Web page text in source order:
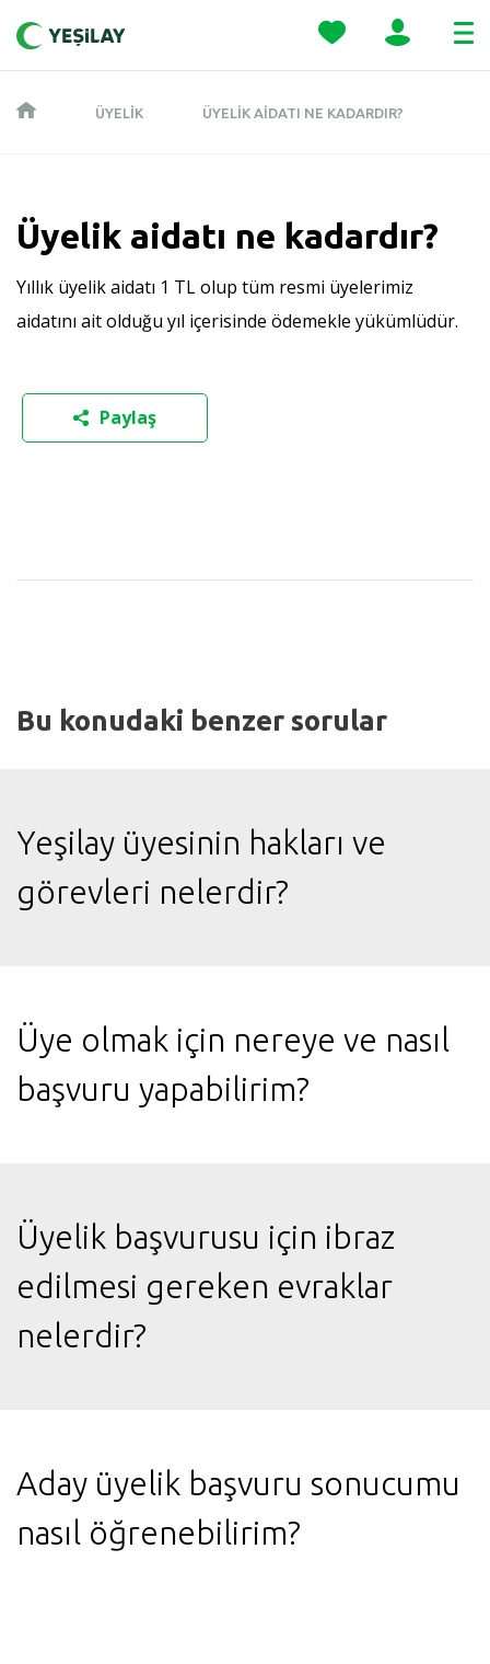
ÜYELIK ÜYELIK AIDATI NE KADARDIR?
Üyelik aidatı ne kadardır?
Yıllık üyelik aidatı 1 TL olup tüm resmi üyelerimiz
aidatını ait olduğu yıl içerisinde ödemekle yükümlüdür.
Paylaş
Bu konudaki benzer sorular
Yeşilay üyesinin hakları ve
görevleri nelerdir?
Üye olmak için nereye ve nasıl
başvuru yapabilirim?
Üyelik başvurusu için ibraz
edilmesi gereken evraklar
nelerdir?
Aday üyelik başvuru sonucumu
nasıl öğrenebilirim?